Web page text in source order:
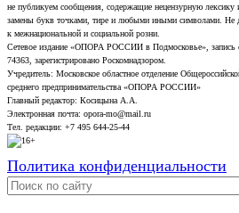
не публикуем сообщения, содержащие нецензурную лексику
замены букв точками, тире и любыми иными символами. Не
к межнациональной и социальной розни.
Сетевое издание «ОПОРА РОССИИ в Подмосковье»,
74363, зарегистрировано Роскомнадзором.
Учредитель: Московское областное отделение
среднего предпринимательства «ОПОРА РОССИИ»
Главный редактор: Косицына А.А.
Электронная почта: opora-mo@mail.ru
Тел. редакции: +7 495 644-25-44
Политика конфиденциальности